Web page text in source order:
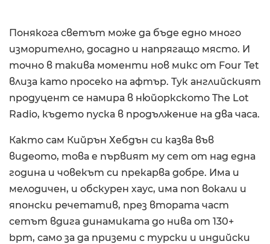
Понякога светът може да бъде едно много
изморително, досадно и напрягащо място. И
точно в такива моменти нов микс от Four Tet
влиза като просеко на афтър. Тук английският
продуцент се намира в нюйоркското The Lot
Radio, където пуска в продължение на два часа.
Както сам Кийрън Хебдън си казва във
видеото, това е първият му сет от над една
година и човекът си прекарва добре. Има и
мелодичен, и обскурен хаус, има поп вокали и
японски речетатив, през втората част
сетът вдига динамиката до нива от 130+
bpm, само за да приземи с турски и индийски